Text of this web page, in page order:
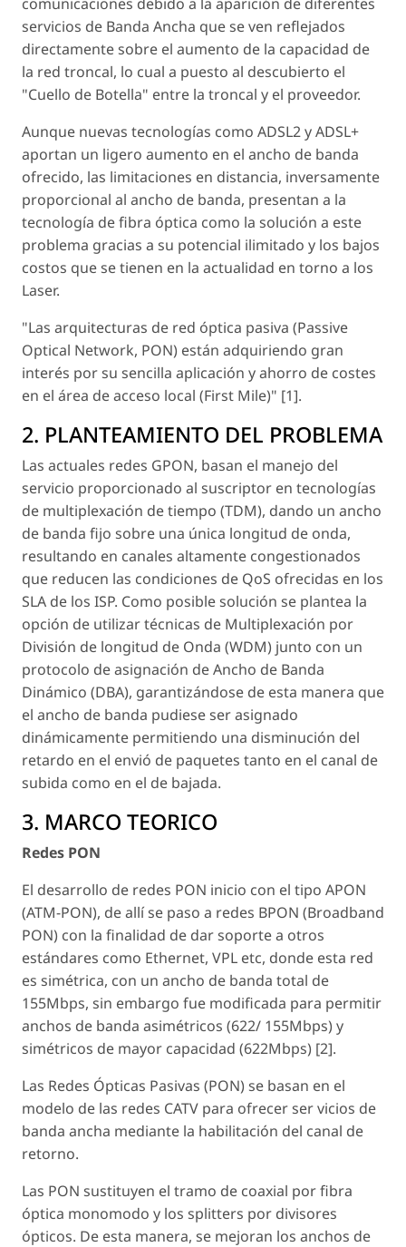
servicios de Banda Ancha que se ven reflejados
directamente sobre el aumento de la capacidad de
la red troncal, lo cual a puesto al descubierto el
"Cuello de Botella" entre la troncal y el proveedor.
Aunque nuevas tecnologías como ADSL2 y ADSL+
aportan un ligero aumento en el ancho de banda
ofrecido, las limitaciones en distancia, inversamente
proporcional al ancho de banda, presentan a la
tecnología de fibra óptica como la solución a este
problema gracias a su potencial ilimitado y los bajos
costos que se tienen en la actualidad en torno a los
Laser.
"Las arquitecturas de red óptica pasiva (Passive
Optical Network, PON) están adquiriendo gran
interés por su sencilla aplicación y ahorro de costes
en el área de acceso local (First Mile)" [1].
2. PLANTEAMIENTO DEL PROBLEMA
Las actuales redes GPON, basan el manejo del
servicio proporcionado al suscriptor en tecnologías
de multiplexación de tiempo (TDM), dando un ancho
de banda fijo sobre una única longitud de onda,
resultando en canales altamente congestionados
que reducen las condiciones de QoS ofrecidas en los
SLA de los ISP. Como posible solución se plantea la
opción de utilizar técnicas de Multiplexación por
División de longitud de Onda (WDM) junto con un
protocolo de asignación de Ancho de Banda
Dinámico (DBA), garantizándose de esta manera que
el ancho de banda pudiese ser asignado
dinámicamente permitiendo una disminución del
retardo en el envió de paquetes tanto en el canal de
subida como en el de bajada.
3. MARCO TEORICO
Redes PON
El desarrollo de redes PON inicio con el tipo APON
(ATM-PON), de allí se paso a redes BPON (Broadband
PON) con la finalidad de dar soporte a otros
estándares como Ethernet, VPL etc, donde esta red
es simétrica, con un ancho de banda total de
155Mbps, sin embargo fue modificada para permitir
anchos de banda asimétricos (622/ 155Mbps) y
simétricos de mayor capacidad (622Mbps) [2].
Las Redes Ópticas Pasivas (PON) se basan en el
modelo de las redes CATV para ofrecer ser vicios de
banda ancha mediante la habilitación del canal de
retorno.
Las PON sustituyen el tramo de coaxial por fibra
óptica monomodo y los splitters por divisores
ópticos. De esta manera, se mejoran los anchos de